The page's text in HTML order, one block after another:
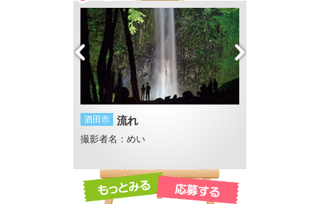
酒田市 流れ
撮影者名：めい